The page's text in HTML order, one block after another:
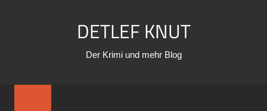
DETLEF KNUT
Der Krimi und mehr Blog